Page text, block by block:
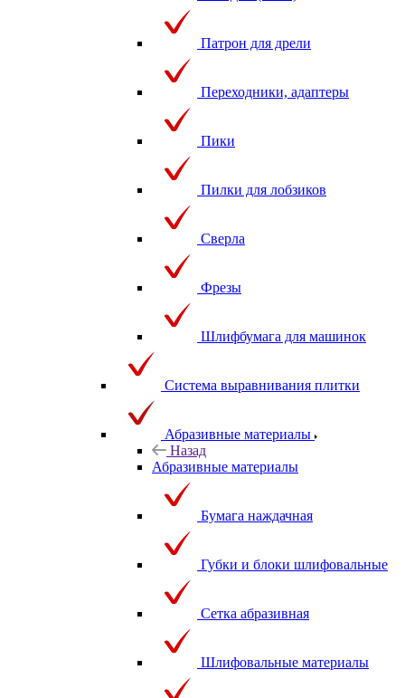
Патрон для дрели
Переходники, адаптеры
Пики
Пилки для лобзиков
Сверла
Фрезы
Шлифбумага для машинок
Система выравнивания плитки
Абразивные материалы
Назад
Абразивные материалы
Бумага наждачная
Губки и блоки шлифовальные
Сетка абразивная
Шлифовальные материалы